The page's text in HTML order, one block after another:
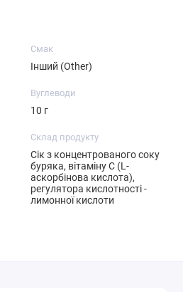
Смак
Інший (Other)
Вуглеводи
10 г
Склад продукту
Сік з концентрованого соку
буряка, вітаміну С (L-
аскорбінова кислота),
регулятора кислотності -
лимонної кислоти